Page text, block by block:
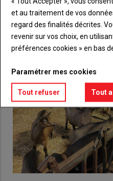
et au traitement de vos
regard des finalités décrites.
revenir sur vos choix, en
préférences cookies » en bas
Paramétrer mes cookies
Tout refuser Tout